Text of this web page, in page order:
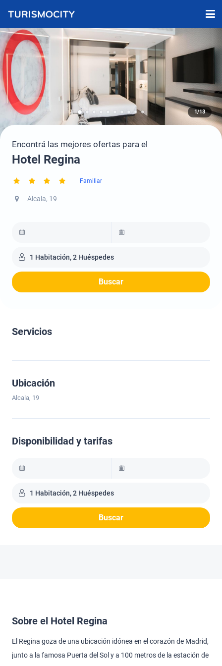
1/13
Encontrá las mejores ofertas para el
Hotel Regina
Familiar
Alcala, 19
1 Habitación, 2 Huéspedes
Buscar
Servicios
Ubicación
Alcala, 19
Disponibilidad y tarifas
1 Habitación, 2 Huéspedes
Buscar
Sobre el Hotel Regina
El Regina goza de una ubicación idónea en el corazón de Madrid,
junto a la famosa Puerta del Sol y a 100 metros de la estación de